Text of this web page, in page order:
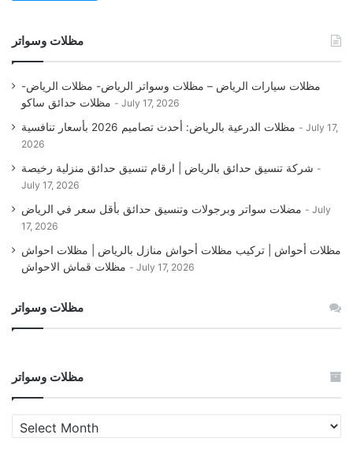
مظلات وسواتر
مظلات سيارات الرياض – مظلات وسواتر الرياض- مظلات الرياض-
مظلات حدائق ساكو
July 17, 2026
مظلات الدرعية بالرياض: أحدث تصاميم 2026 بأسعار تنافسية
July 17,
2026
شركة تنسيق حدائق بالرياض | ارقام تنسيق حدائق منزلية رخيصة
July 17, 2026
مضلات سواتر وبرجولات وتنسيق حدائق بأقل سعر في الرياض
July
17, 2026
مظلات أحواش | تركيب مظلات أحواش منازل بالرياض | مظلات احواش
مظلات قماش الاحواش
July 17, 2026
مظلات وسواتر
مظلات وسواتر
مظلات
وسواتر